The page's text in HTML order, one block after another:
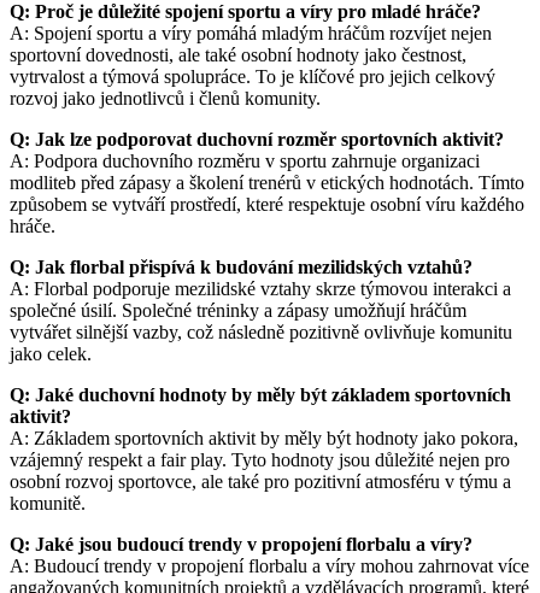
Q: Proč je důležité spojení sportu a víry pro mladé hráče?
A: Spojení sportu a víry pomáhá mladým hráčům rozvíjet nejen
sportovní dovednosti, ale také osobní hodnoty jako čestnost,
vytrvalost a týmová spolupráce. To je klíčové pro jejich celkový
rozvoj jako jednotlivců i členů komunity.
Q: Jak lze podporovat duchovní rozměr sportovních aktivit?
A: Podpora duchovního rozměru v sportu zahrnuje organizaci
modliteb před zápasy a školení trenérů v etických hodnotách. Tímto
způsobem se vytváří prostředí, které respektuje osobní víru každého
hráče.
Q: Jak florbal přispívá k budování mezilidských vztahů?
A: Florbal podporuje mezilidské vztahy skrze týmovou interakci a
společné úsilí. Společné tréninky a zápasy umožňují hráčům
vytvářet silnější vazby, což následně pozitivně ovlivňuje komunitu
jako celek.
Q: Jaké duchovní hodnoty by měly být základem sportovních
aktivit?
A: Základem sportovních aktivit by měly být hodnoty jako pokora,
vzájemný respekt a fair play. Tyto hodnoty jsou důležité nejen pro
osobní rozvoj sportovce, ale také pro pozitivní atmosféru v týmu a
komunitě.
Q: Jaké jsou budoucí trendy v propojení florbalu a víry?
A: Budoucí trendy v propojení florbalu a víry mohou zahrnovat více
angažovaných komunitních projektů a vzdělávacích programů, které